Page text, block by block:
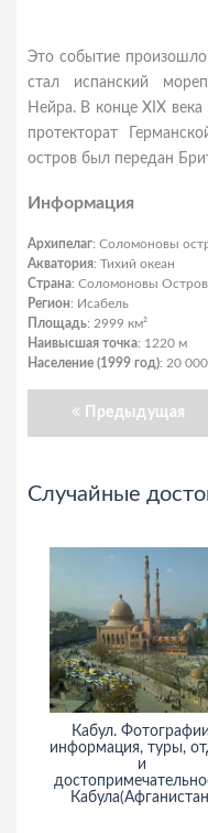
Это событие
стал испанский
Нейра. В конце XIX
протекторат
остров был передан
Информация
Архипелаг: Соломоновы
Акватория: Тихий океан
Страна: Соломоновы
Регион: Исабель
Площадь: 2999 км²
Наивысшая точка: 1220 м
Население (1999 год): 20 000
Предыдущая
Случайные
Кабул.
информация, туры,
и